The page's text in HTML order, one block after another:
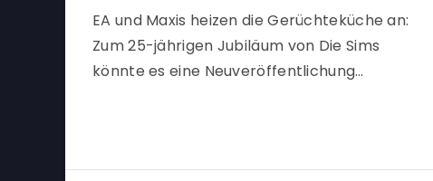
EA und Maxis heizen die Gerüchteküche an:
Zum 25-jährigen Jubiläum von Die Sims
könnte es eine Neuveröffentlichung…